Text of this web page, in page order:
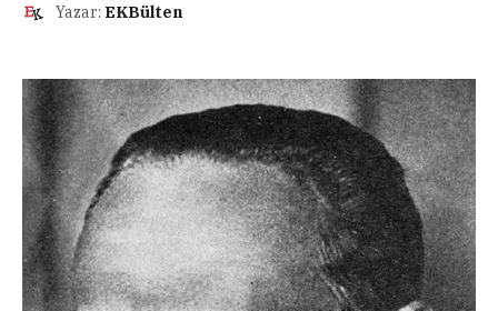
Yazar: EKBülten